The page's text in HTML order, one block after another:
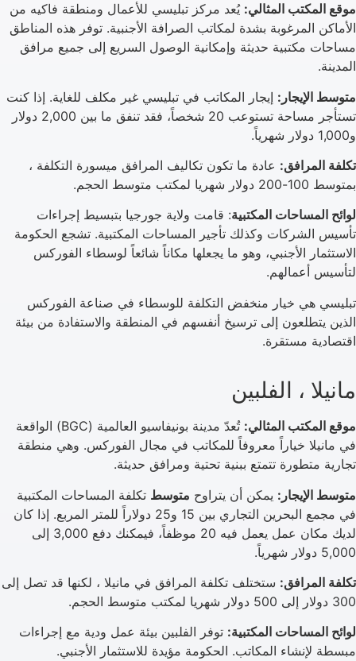
موقع المكتب المثالي: يُعد مركز تبليسي للأعمال ومنطقة فاكيه من
الأماكن المرغوبة بشدة لمكاتب الصرافة الأجنبية. توفر هذه المناطق
مساحات مكتبية حديثة وإمكانية الوصول السريع إلى جميع مرافق
المدينة.
متوسط الإيجار: إيجار المكاتب في تبليسي غير مكلف للغاية. إذا كنت
تستأجر مساحة تستوعب 20 شخصاً، فقد تنفق ما بين 2,000 دولار
و1,000 دولار شهرياً.
تكلفة المرافق: عادة ما تكون تكاليف المرافق ميسورة التكلفة ،
بمتوسط 100-200 دولار شهريا لمكتب متوسط الحجم.
لوائح المساحات المكتبية: قامت ولاية جورجيا بتبسيط إجراءات
تأسيس الشركات وكذلك تأجير المساحات المكتبية. تشجع الحكومة
الاستثمار الأجنبي، وهو ما يجعلها مكاناً شائعاً لوسطاء الفوركس
لتأسيس أعمالهم.
تبليسي هي خيار منخفض التكلفة للوسطاء في صناعة الفوركس
الذين يتطلعون إلى ترسيخ أنفسهم في المنطقة والاستفادة من بيئة
اقتصادية مستقرة.
مانيلا ، الفلبين
موقع المكتب المثالي:
تُعدّ مدينة بونيفاسيو العالمية (BGC) الواقعة
في مانيلا خياراً معروفاً للمكاتب في مجال الفوركس. وهي منطقة
تجارية متطورة تتمتع ببنية تحتية ومرافق حديثة.
متوسط الإيجار: يمكن أن يتراوح متوسط تكلفة المساحات المكتبية
في مجمع البحرين التجاري بين 15 و25 دولاراً للمتر المربع. إذا كان
لديك مكان عمل يعمل فيه 20 موظفاً، فيمكنك دفع 3,000 إلى
5,000 دولار شهرياً.
تكلفة المرافق: ستختلف تكلفة المرافق في مانيلا ، لكنها قد تصل إلى
300 دولار إلى 500 دولار شهريا لمكتب متوسط الحجم.
لوائح المساحات المكتبية: توفر الفلبين بيئة عمل ودية مع إجراءات
مبسطة لإنشاء المكاتب. الحكومة مؤيدة للاستثمار الأجنبي.